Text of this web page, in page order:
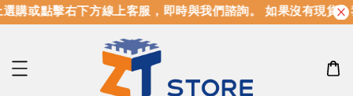
購或點擊右下方線上客服，即時與我們諮詢。 如果沒有現貨